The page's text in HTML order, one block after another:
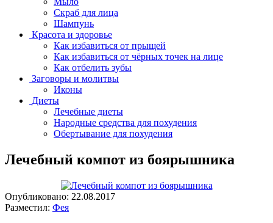
Скраб для лица
Шампунь
Красота и здоровье
Как избавиться от прыщей
Как избавиться от чёрных точек на лице
Как отбелить зубы
Заговоры и молитвы
Иконы
Диеты
Лечебные диеты
Народные средства для похудения
Обертывание для похудения
Лечебный компот из боярышника
Опубликовано: 22.08.2017
Разместил: Фея